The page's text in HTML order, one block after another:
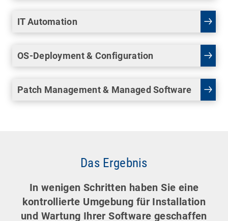
IT Automation
OS-Deployment & Configuration
Patch Management & Managed Software
Das Ergebnis
In wenigen Schritten haben Sie eine
kontrollierte Umgebung für Installation
und Wartung Ihrer Software geschaffen